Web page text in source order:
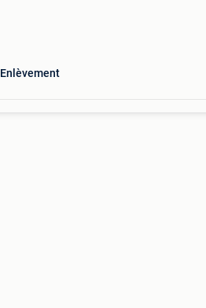
Enlèvement